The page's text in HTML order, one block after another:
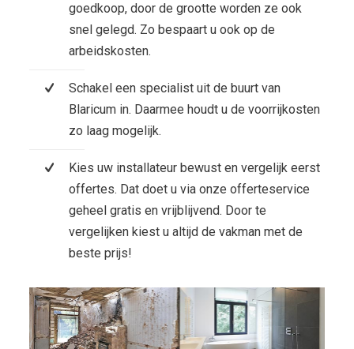
goedkoop, door de grootte worden ze ook
snel gelegd. Zo bespaart u ook op de
arbeidskosten.
Schakel een specialist uit de buurt van
Blaricum in. Daarmee houdt u de voorrijkosten
zo laag mogelijk.
Kies uw installateur bewust en vergelijk eerst
offertes. Dat doet u via onze offerteservice
geheel gratis en vrijblijvend. Door te
vergelijken kiest u altijd de vakman met de
beste prijs!